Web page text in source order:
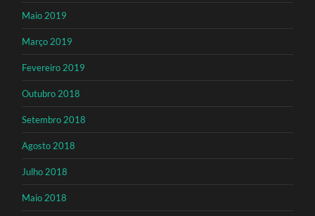
Maio 2019
Março 2019
Fevereiro 2019
Outubro 2018
Setembro 2018
Agosto 2018
Julho 2018
Maio 2018